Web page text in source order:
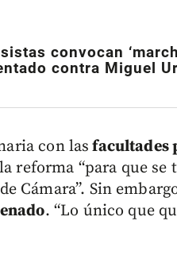
convocan
contra Miguel
con las facultades
reforma “para que se
Cámara”. Sin
. “Lo único que